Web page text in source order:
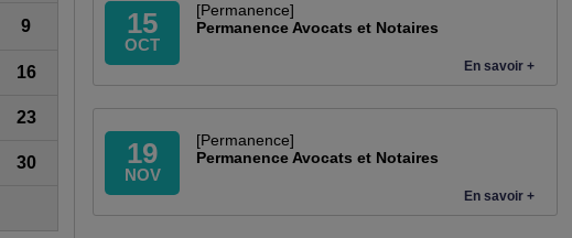
9
16
23
30
15
OCT
[Permanence]
Permanence Avocats et Notaires
En savoir +
19
NOV
[Permanence]
Permanence Avocats et Notaires
En savoir +